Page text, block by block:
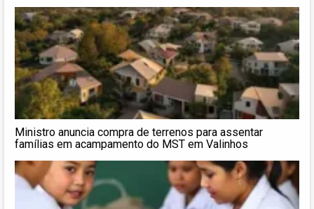
Ministro anuncia compra de terrenos para assentar
famílias em acampamento do MST em Valinhos